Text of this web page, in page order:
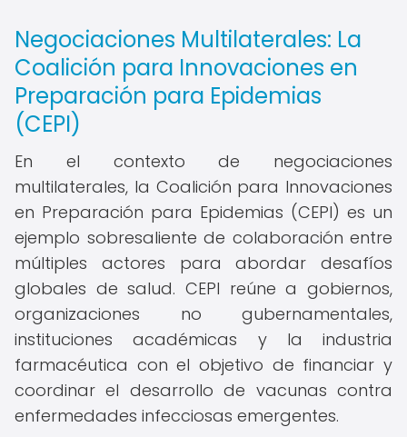
Negociaciones Multilaterales: La
Coalición para Innovaciones en
Preparación para Epidemias
(CEPI)
En el contexto de negociaciones
multilaterales, la Coalición para Innovaciones
en Preparación para Epidemias (CEPI) es un
ejemplo sobresaliente de colaboración entre
múltiples actores para abordar desafíos
globales de salud. CEPI reúne a gobiernos,
organizaciones no gubernamentales,
instituciones académicas y la industria
farmacéutica con el objetivo de financiar y
coordinar el desarrollo de vacunas contra
enfermedades infecciosas emergentes.